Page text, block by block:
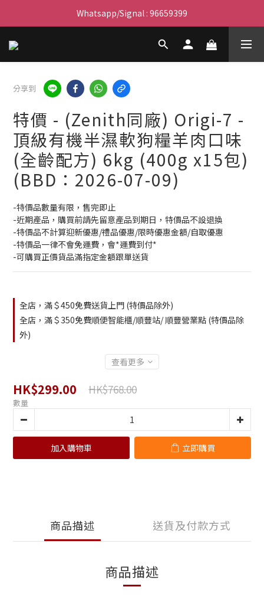
滿$450免費送貨上門 I 滿$350免運 順豐自取
Whatsapp/Signal : 96659399
會員優惠｜購物滿 $100 回贈$3購物金
分享到
特價 - (Zenith同廠) Origi-7 -
頂級有機半濕軟狗糧羊肉口味
(全齡配方) 6kg (400g x15包)
(BBD：2026-07-09)
-特價品數量有限，售完即止
-近期產品，購買前請先留意產品到期日，特價品不設退換
-特價品不計算迎新優惠/禮品優惠/限時優惠金額/自取優惠
-特價品一律不會免運費，會*運費到付*
-可購買正價貨品滿指定金額跟單送貨
全店，滿＄450免費送貨上門 (特價品除外)
全店，滿＄350免費順便智能櫃/順豐站/ 順豐營業點 (特價品除
外)
查看更多
HK$299.00 HK$768.00
數量
加入購物車 立即購買
商品描述 送貨及付款方式
商品描述